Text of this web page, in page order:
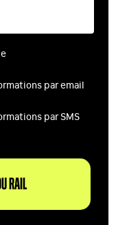
par email
par SMS